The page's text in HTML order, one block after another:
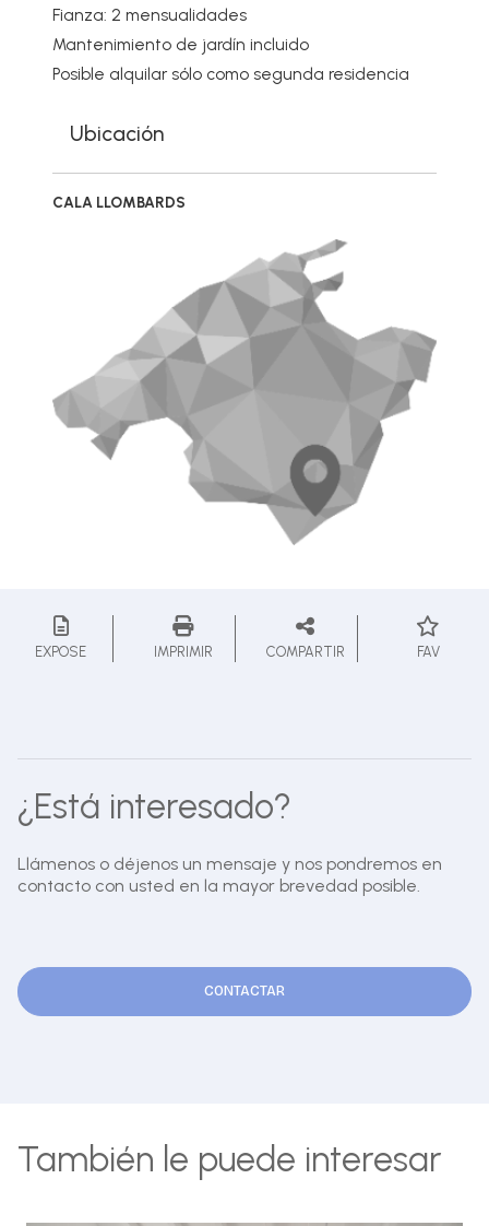
Fianza: 2 mensualidades
Mantenimiento de jardín incluido
Posible alquilar sólo como segunda residencia
Ubicación
CALA LLOMBARDS
EXPOSE IMPRIMIR COMPARTIR FAV
¿Está interesado?
Llámenos o déjenos un mensaje y nos pondremos en
contacto con usted en la mayor brevedad posible.
CONTACTAR
También le puede interesar